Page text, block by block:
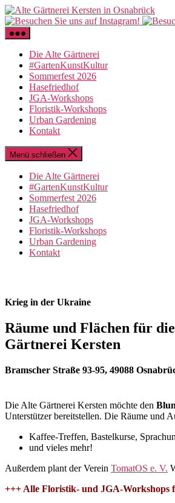
Zum
Inhalt
springen
Die Alte Gärtnerei
#GartenKunstKultur
Sommerfest 2026
Hasefriedhof
JGA-Workshops
Floristik-Workshops
Urban Gardening
Kontakt
Menü schließen
Die Alte Gärtnerei
#GartenKunstKultur
Sommerfest 2026
Hasefriedhof
JGA-Workshops
Floristik-Workshops
Urban Gardening
Kontakt
Krieg in der Ukraine
Räume und Flächen für
Gärtnerei Kersten
Bramscher Straße 93-95, 49088
Die Alte Gärtnerei Kersten möchte den
Unterstützer bereitstellen. Die Räume und
Kaffee-Treffen, Bastelkurse,
und vieles mehr!
Außerdem plant der Verein TomatOS e. V.
+++ Alle Floristik- und JGA-Workshops